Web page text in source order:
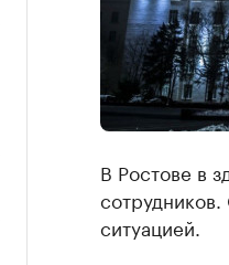
В Ростове в
ситуацией.